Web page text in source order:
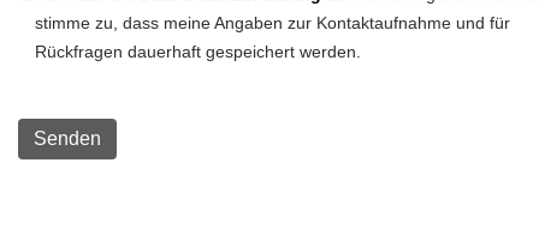
stimme zu, dass meine Angaben zur Kontaktaufnahme und für
Rückfragen dauerhaft gespeichert werden.